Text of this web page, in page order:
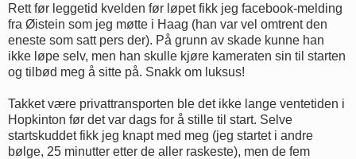
Rett før leggetid kvelden før løpet fikk jeg facebook-melding
fra Øistein som jeg møtte i Haag (han var vel omtrent den
eneste som satt pers der). På grunn av skade kunne han
ikke løpe selv, men han skulle kjøre kameraten sin til starten
og tilbød meg å sitte på. Snakk om luksus!
Takket være privattransporten ble det ikke lange ventetiden i
Hopkinton før det var dags for å stille til start. Selve
startskuddet fikk jeg knapt med meg (jeg startet i andre
bølge, 25 minutter etter de aller raskeste), men de fem